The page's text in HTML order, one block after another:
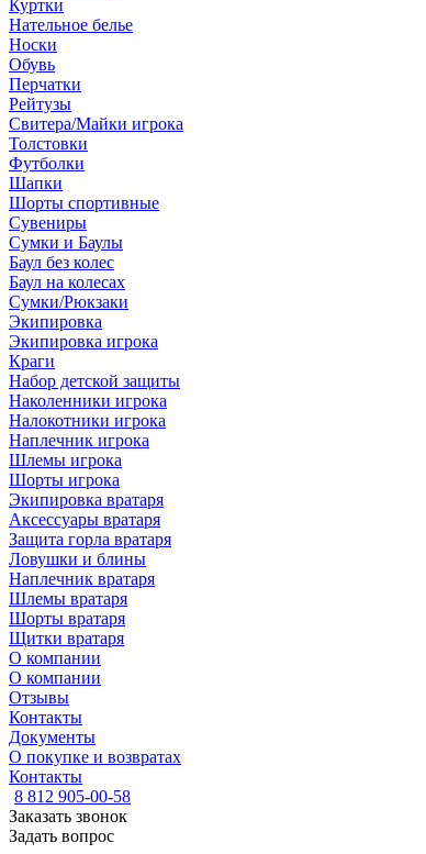
Куртки
Нательное белье
Носки
Обувь
Перчатки
Рейтузы
Свитера/Майки игрока
Толстовки
Футболки
Шапки
Шорты спортивные
Сувениры
Сумки и Баулы
Баул без колес
Баул на колесах
Сумки/Рюкзаки
Экипировка
Экипировка игрока
Краги
Набор детской защиты
Наколенники игрока
Налокотники игрока
Наплечник игрока
Шлемы игрока
Шорты игрока
Экипировка вратаря
Аксессуары вратаря
Защита горла вратаря
Ловушки и блины
Наплечник вратаря
Шлемы вратаря
Шорты вратаря
Щитки вратаря
О компании
О компании
Отзывы
Контакты
Документы
О покупке и возвратах
Контакты
8 812 905-00-58
Заказать звонок
Задать вопрос